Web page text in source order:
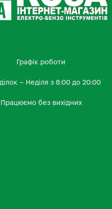
Графік роботи
– Неділя з 8:00 до 20:00
Працюємо без вихідних